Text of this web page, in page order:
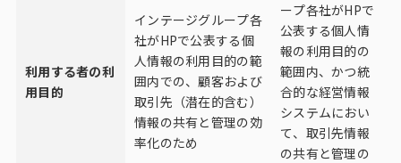
利用する者の利
用目的
インテージグループ各
社がHPで公表する個
人情報の利用目的の範
囲内での、顧客および
取引先（潜在的含む）
情報の共有と管理の効
率化のため
ープ各社がHPで
公表する個人情
報の利用目的の
範囲内、かつ統
合的な経営情報
システムにおい
て、取引先情報
の共有と管理の